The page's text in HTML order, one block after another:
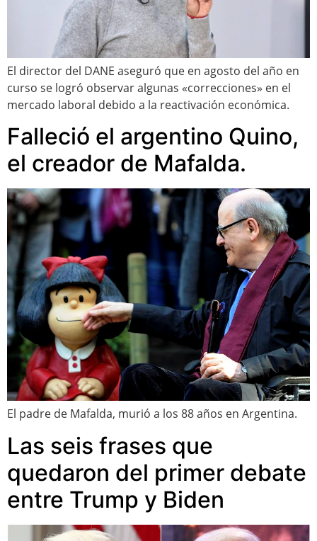
El director del DANE aseguró que en agosto del año en
curso se logró observar algunas «correcciones» en el
mercado laboral debido a la reactivación económica.
Falleció el argentino Quino,
el creador de Mafalda.
El padre de Mafalda, murió a los 88 años en Argentina.
Las seis frases que
quedaron del primer debate
entre Trump y Biden